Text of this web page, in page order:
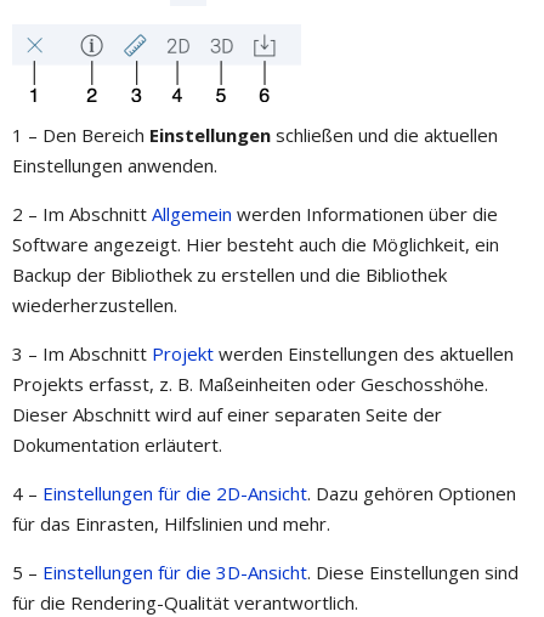
1 – Den Bereich Einstellungen schließen und die aktuellen
Einstellungen anwenden.
2 – Im Abschnitt Allgemein werden Informationen über die
Software angezeigt. Hier besteht auch die Möglichkeit, ein
Backup der Bibliothek zu erstellen und die Bibliothek
wiederherzustellen.
3 – Im Abschnitt Projekt werden Einstellungen des aktuellen
Projekts erfasst, z. B. Maßeinheiten oder Geschosshöhe.
Dieser Abschnitt wird auf einer separaten Seite der
Dokumentation erläutert.
4 – Einstellungen für die 2D-Ansicht. Dazu gehören Optionen
für das Einrasten, Hilfslinien und mehr.
5 – Einstellungen für die 3D-Ansicht. Diese Einstellungen sind
für die Rendering-Qualität verantwortlich.